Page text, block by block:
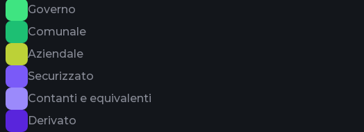
Governo
Comunale
Aziendale
Securizzato
Contanti e equivalenti
Derivato